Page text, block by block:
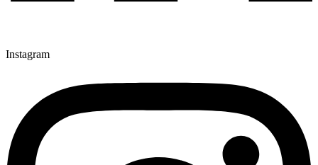
Instagram